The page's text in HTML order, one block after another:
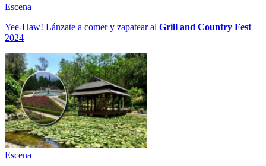
Escena
Yee-Haw! Lánzate a comer y zapatear al Grill and Country Fest
2024
Escena